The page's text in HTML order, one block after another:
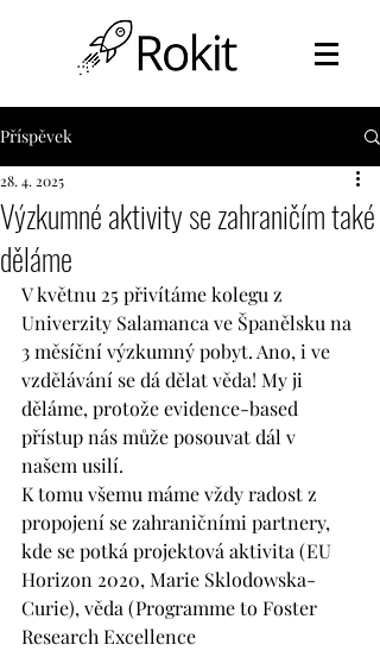
Příspěvek
Výzkumné aktivity se zahraničím také
děláme
28. 4. 2025
V květnu 25 přivítáme kolegu z
Univerzity Salamanca ve Španělsku na
3 měsíční výzkumný pobyt. Ano, i ve
vzdělávání se dá dělat věda! My ji
děláme, protože evidence-based
přístup nás může posouvat dál v
našem usilí.
K tomu všemu máme vždy radost z
propojení se zahraničními partnery,
kde se potká projektová aktivita (EU
Horizon 2020, Marie Sklodowska-
Curie), věda (Programme to Foster
Research Excellence